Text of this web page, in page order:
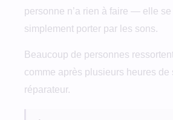
personne n’a rien à faire — elle
simplement porter par les sons.
Beaucoup de personnes
comme après plusieurs heures de
réparateur.